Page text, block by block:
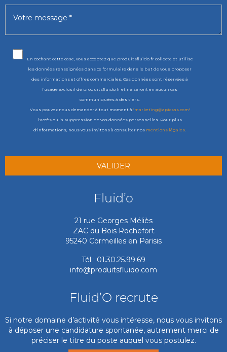
En cochant cette case, vous acceptez que produitsfluido.fr collecte et utilise
les données renseignées dans ce formulaire dans le but de vous proposer
des informations et offres commerciales. Ces données sont réservées à
l'usage exclusif de produitsfluido.fr et ne seront en aucun cas
communiquées à des tiers.
Vous pouvez nous demander à tout moment à "marketing@apicsas.com"
l'accès ou la suppression de vos données personnelles. Pour plus
d'informations, nous vous invitons à consulter nos mentions légales
Fluid’o
21 rue Georges Méliès
ZAC du Bois Rochefort
95240 Cormeilles en Parisis
Tél : 01.30.25.99.69
info@produitsfluido.com
Fluid’O recrute
Si notre domaine d’activité vous intéresse, nous vous invitons
à déposer une candidature spontanée, autrement merci de
préciser le titre du poste auquel vous postulez.